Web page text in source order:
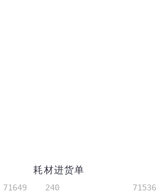
71649
耗材进货单
240 71536